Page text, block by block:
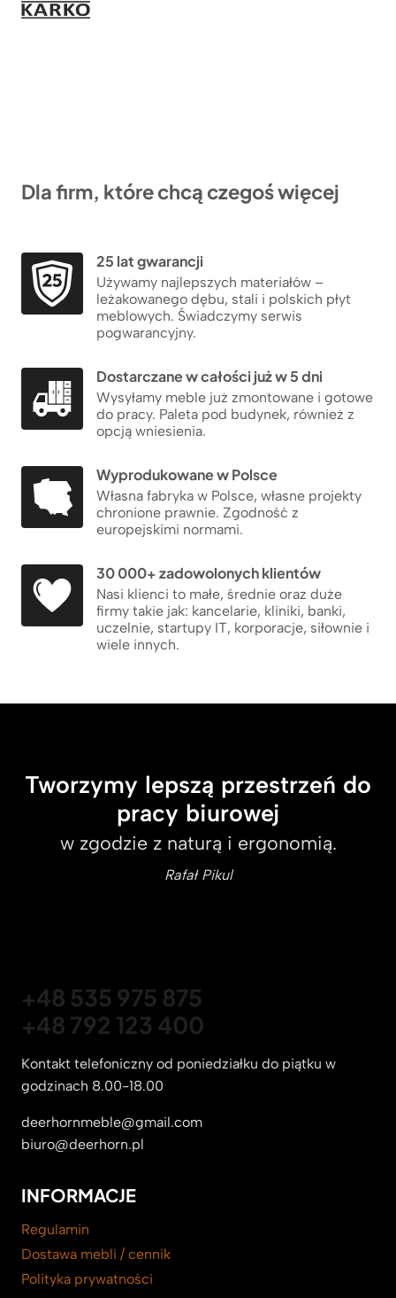
Dla firm, które chcą czegoś więcej
25 lat gwarancji
Używamy najlepszych materiałów –
leżakowanego dębu, stali i polskich płyt
meblowych. Świadczymy serwis
pogwarancyjny.
Dostarczane w całości już w 5 dni
Wysyłamy meble już zmontowane i gotowe
do pracy. Paleta pod budynek, również z
opcją wniesienia.
Wyprodukowane w Polsce
Własna fabryka w Polsce, własne projekty
chronione prawnie. Zgodność z
europejskimi normami.
30 000+ zadowolonych klientów
Nasi klienci to małe, średnie oraz duże
firmy takie jak: kancelarie, kliniki, banki,
uczelnie, startupy IT, korporacje, siłownie i
wiele innych.
Tworzymy lepszą przestrzeń do
pracy biurowej
w zgodzie z naturą i ergonomią.
Rafał Pikul
+48 535 975 875
+48 792 123 400
Kontakt telefoniczny od poniedziałku do piątku w
godzinach 8.00-18.00
deerhornmeble@gmail.com
biuro@deerhorn.pl
INFORMACJE
Regulamin
Dostawa mebli / cennik
Polityka prywatności